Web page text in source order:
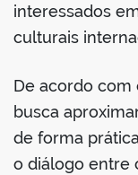
interessados
culturais
De acordo com
busca
de forma
o diálogo entre